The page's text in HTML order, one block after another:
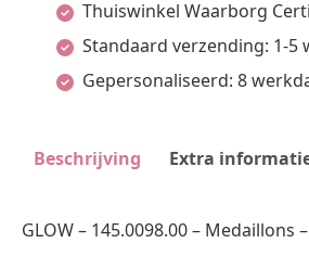
Zilver
aantal
Thuiswinkel Waarborg
Standaard verzending: 1-5
Gepersonaliseerd: 8
Beschrijving Extra
GLOW – 145.0098.00 – Medaillons